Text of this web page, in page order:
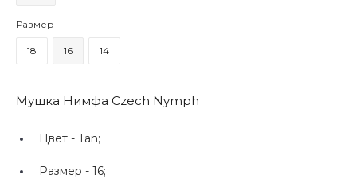
Размер
18 16 14
Мушка Нимфа Czech Nymph
Цвет - Tan;
Размер - 16;